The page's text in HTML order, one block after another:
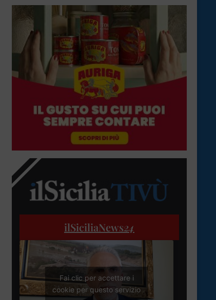
ilSiciliaNews24
Fai clic per accettare i
cookie per questo servizio